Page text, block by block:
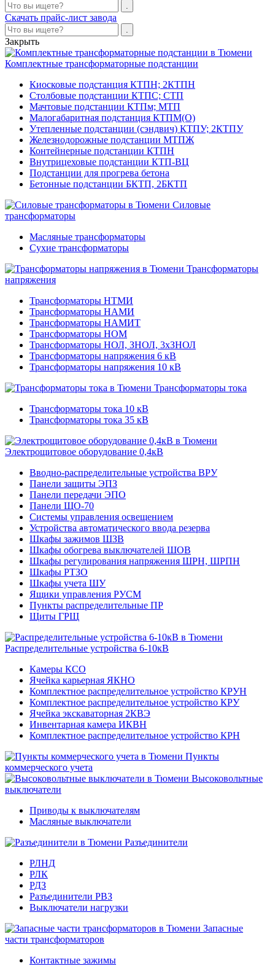
Скачать прайс-лист завода
Закрыть
Комплектные трансформаторные подстанции
Киосковые подстанция КТПН; 2КТПН
Столбовые подстанции КТПС; СТП
Мачтовые подстанции КТПм; МТП
Малогабаритная подстанция КТПМ(О)
Утепленные подстанции (сэндвич) КТПУ; 2КТПУ
Железнодорожные подстанции МТПЖ
Контейнерные подстанции КТПН
Внутрицеховые подстанции КТП-ВЦ
Подстанции для прогрева бетона
Бетонные подстанции БКТП, 2БКТП
Силовые
трансформаторы
Масляные трансформаторы
Сухие трансформаторы
Трансформаторы
напряжения
Трансформаторы НТМИ
Трансформаторы НАМИ
Трансформаторы НАМИТ
Трансформаторы НОМ
Трансформаторы НОЛ, ЗНОЛ, 3хЗНОЛ
Трансформаторы напряжения 6 кВ
Трансформаторы напряжения 10 кВ
Трансформаторы тока
Трансформаторы тока 10 кВ
Трансформаторы тока 35 кВ
Электрощитовое оборудование 0,4кВ
Вводно-распределительные устройства ВРУ
Панели защиты ЭПЗ
Панели передачи ЭПО
Панели ЩО-70
Системы управления освещением
Устройства автоматического ввода резерва
Шкафы зажимов ШЗВ
Шкафы обогрева выключателей ШОВ
Шкафы регулирования напряжения ШРН, ШРПН
Шкафы РТЗО
Шкафы учета ШУ
Ящики управления РУСМ
Пункты распределительные ПР
Щиты ГРЩ
Распределительные устройства 6-10кВ
Камеры КСО
Ячейка карьерная ЯКНО
Комплектное распределительное устройство КРУН
Комплектное распределительное устройство КРУ
Ячейка экскаваторная 2КВЭ
Инвентарная камера ИКВН
Комплектное распределительное устройство КРН
Пункты
коммерческого учета
Высоковольтные
выключатели
Приводы к выключателям
Масляные выключатели
Разъединители
РЛНД
РЛК
РДЗ
Разъединители РВЗ
Выключатели нагрузки
Запасные
части трансформаторов
Контактные зажимы